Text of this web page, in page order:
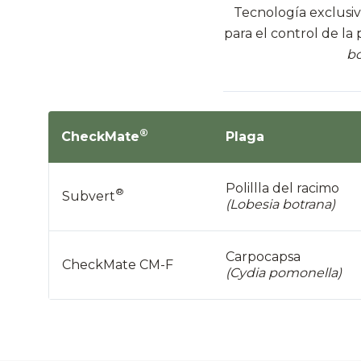
Tecnología
para el control de la
CheckMate® Plaga
Subvert®
Polillla del racimo
(Lobesia botrana)
CheckMate CM-F
Carpocapsa
(Cydia pomonella)